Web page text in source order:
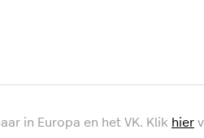
in Europa en het VK. Klik hier